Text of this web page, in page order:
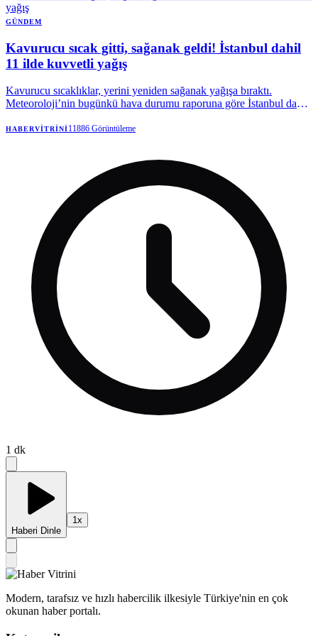
görülmesi üzerine bölgede karantina tedbirleri uygulamaya alındı.
GÜNDEM
Kavurucu sıcak gitti, sağanak geldi! İstanbul dahil
11 ilde kuvvetli yağış
Kavurucu sıcaklıklar, yerini yeniden sağanak yağışa bıraktı.
Meteoroloji’nin bugünkü hava durumu raporuna göre İstanbul dahil
illerde kuvvetli olacak? Kaç gün sürecek? İşte son uyarılar…
HABERVITRINI11886 Görüntüleme
1 dk
Haberi Dinle
1x
Modern, tarafsız ve hızlı habercilik ilkesiyle Türkiye'nin en çok
okunan haber portalı.